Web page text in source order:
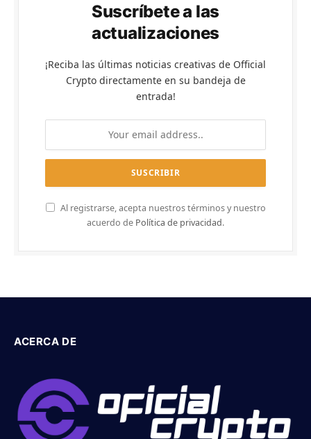
Suscríbete a las
actualizaciones
¡Reciba las últimas noticias creativas de Official
Crypto directamente en su bandeja de
entrada!
Al registrarse, acepta nuestros términos y nuestro
acuerdo de Política de privacidad.
ACERCA DE